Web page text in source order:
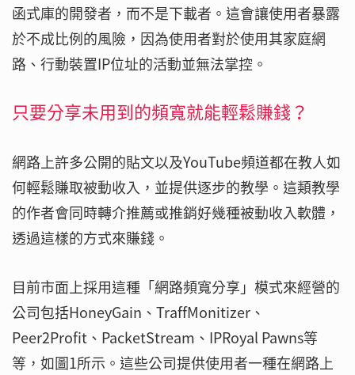
函式庫的開發者，而不是下載者。這會讓使用者暴露
於不成比例的風險，因為使用者對於使用其家庭網
路、行動裝置IP位址的活動並無法掌控。
只要分享未用到的頻寬就能輕鬆賺錢？
網路上許多公開的貼文以及YouTube頻道都在教人如
何輕鬆賺取被動收入，並提供逐步的教學。這類教學
的作者會同時轉介推薦或推銷好幾種被動收入軟體，
透過這樣的方式來賺錢。
目前市面上採用這種「網路頻寬分享」模式來經營的
公司包括HoneyGain、TraffMonitizer、
Peer2Profit、PacketStream、IPRoyal Pawns等
等，如圖1所示。這些公司提供使用者一種在網路上